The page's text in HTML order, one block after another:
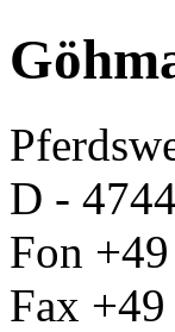
D -
Fon
Fax